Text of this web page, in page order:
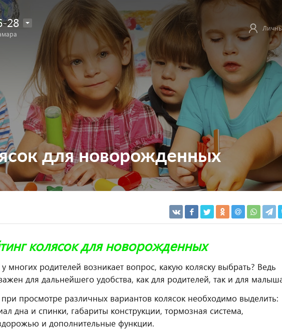
28
для новорожденных
колясок для новорожденных
родителей возникает вопрос, какую коляску выбрать? Ведь
для дальнейшего удобства, как для родителей, так и для
просмотре различных вариантов колясок необходимо выделить:
дна и спинки, габариты конструкции, тормозная система,
и дополнительные функции.